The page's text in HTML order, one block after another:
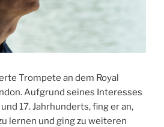
Trompete an dem Royal
Aufgrund seines Interesses
17. Jahrhunderts, fing er an,
lernen und ging zu weiteren